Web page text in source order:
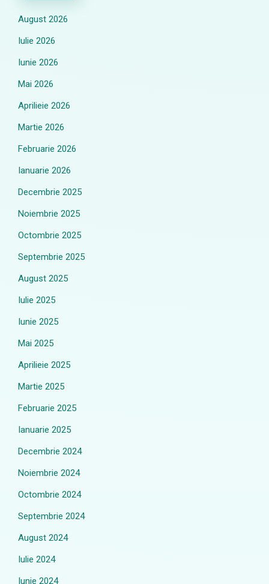
August 2026
Iulie 2026
Iunie 2026
Mai 2026
Aprilieie 2026
Martie 2026
Februarie 2026
Ianuarie 2026
Decembrie 2025
Noiembrie 2025
Octombrie 2025
Septembrie 2025
August 2025
Iulie 2025
Iunie 2025
Mai 2025
Aprilieie 2025
Martie 2025
Februarie 2025
Ianuarie 2025
Decembrie 2024
Noiembrie 2024
Octombrie 2024
Septembrie 2024
August 2024
Iulie 2024
Iunie 2024